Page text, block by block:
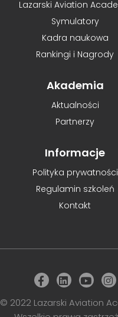
Lazarski Aviation
Symulatory
Kadra naukowa
Rankingi i Nagrody
Akademia
Aktualności
Partnerzy
Informacje
Polityka prywatności
Regulamin szkoleń
Kontakt
© 2022 Lazarski Aviation